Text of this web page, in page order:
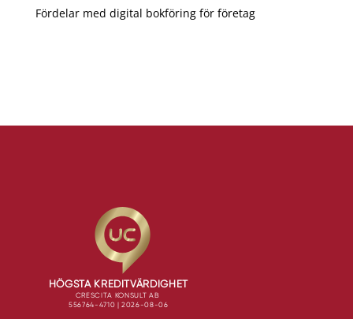
Fördelar med digital bokföring för företag